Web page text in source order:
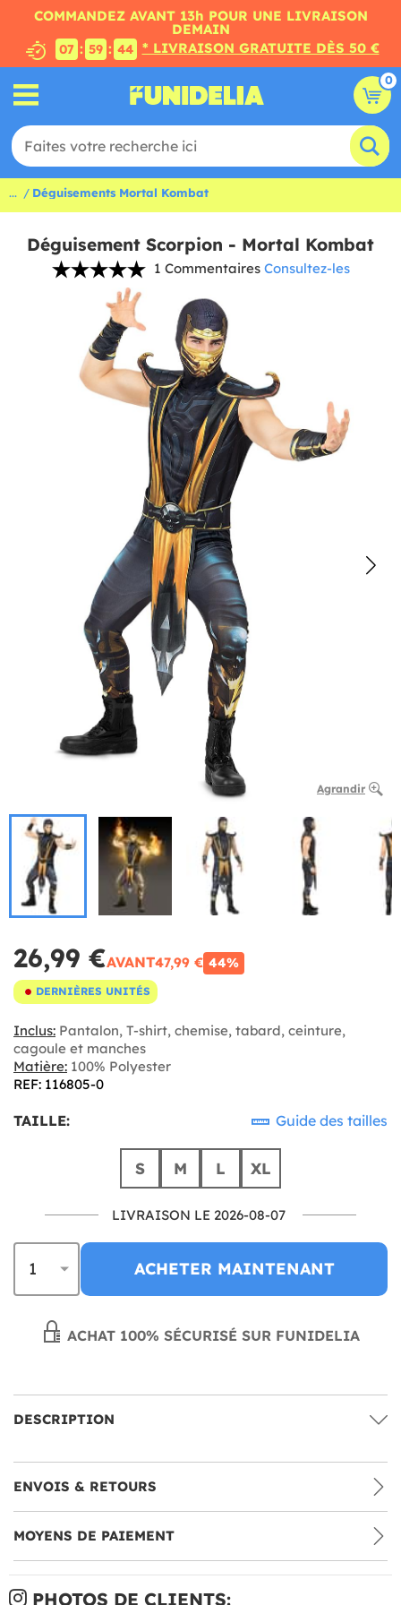
COMMANDEZ AVANT 13h POUR UNE LIVRAISON
DEMAIN
07 : 59 : 44 * LIVRAISON GRATUITE DÈS 50 €
0
... Déguisements Mortal Kombat
Déguisement Scorpion - Mortal Kombat
1 Commentaires Consultez-les
Agrandir
26,99 €AVANT47,99 € 44%
DERNIÈRES UNITÉS
Inclus: Pantalon, T-shirt, chemise, tabard, ceinture,
cagoule et manches
Matière: 100% Polyester
REF: 116805-0
TAILLE: Guide des tailles
S M L XL
LIVRAISON LE 2026-08-07
ACHETER MAINTENANT
ACHAT 100% SÉCURISÉ SUR FUNIDELIA
DESCRIPTION
ENVOIS & RETOURS
MOYENS DE PAIEMENT
PHOTOS DE CLIENTS: